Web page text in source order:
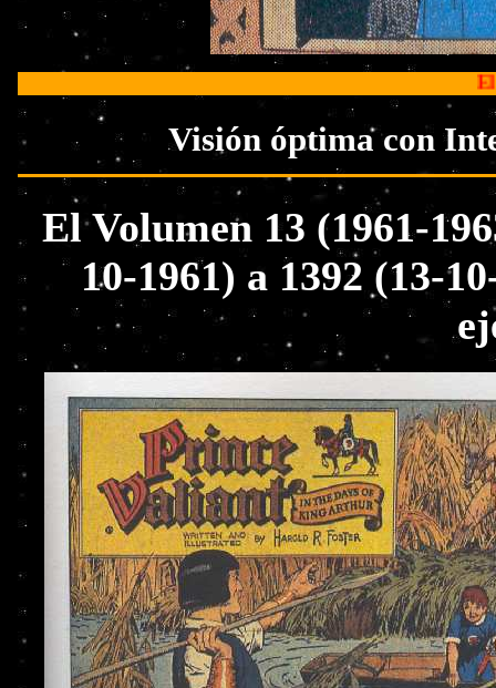
El Príncipe
Visión óptima con
El Volumen 13 (1961-
10-1961) a 1392 (13-